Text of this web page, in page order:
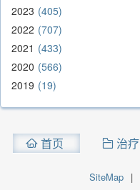
2023 405
2022 707
2021
433
2020 566
2019 19
首页 治疗
SiteMap |